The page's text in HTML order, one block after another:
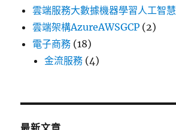
雲端服務大數據機器學習人工智慧
雲端架構AzureAWSGCP (2)
電子商務 (18)
金流服務 (4)
最新文章